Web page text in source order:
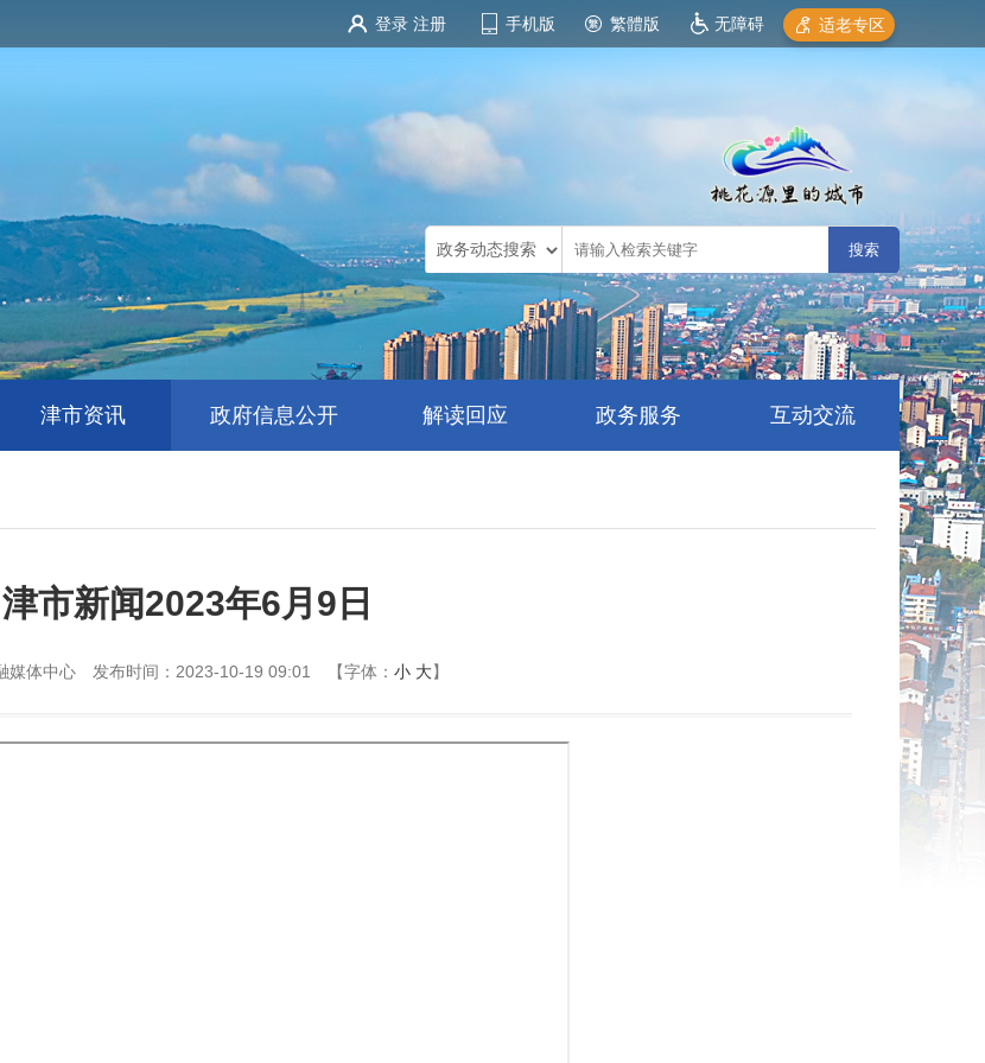
登录 注册 手机版 繁體版 无障碍 适老专区
津市资讯 政府信息公开 解读回应 政务服务 互动交流
津市新闻2023年6月9日
媒体中心 发布时间：2023-10-19 09:01 【字体： 小 大】